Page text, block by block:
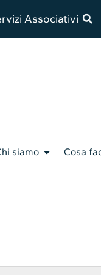
Associativi
siamo Cosa